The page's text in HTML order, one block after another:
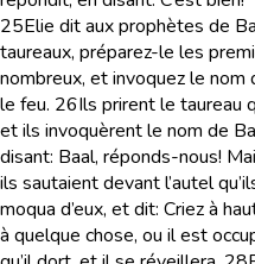
25Elie dit aux prophètes de
taureaux, préparez-le les
nombreux, et invoquez le
le feu. 26Ils prirent le taureau
et ils invoquèrent le nom de
disant: Baal, réponds-nous!
ils sautaient devant l’autel
moqua d’eux, et dit: Criez à
à quelque chose, ou il est